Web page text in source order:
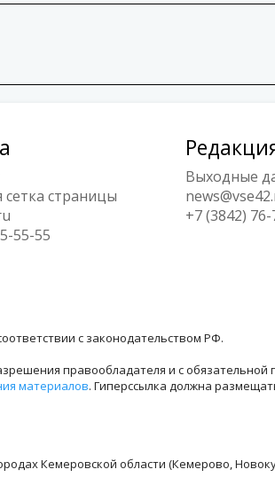
сетка страницы
55-55
Выходные
+7 (3842)
с законодательством РФ.
правообладателя и с обязательной
материалов. Гиперссылка должна
Кемеровской области (Кемерово,